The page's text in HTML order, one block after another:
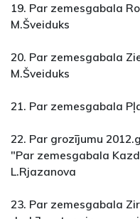
19. Par zemesgabala
M.Šveiduks
20. Par zemesgabala
M.Šveiduks
21. Par zemesgabala
22. Par grozījumu
"Par zemesgabala
L.Rjazanova
23. Par zemesgabala